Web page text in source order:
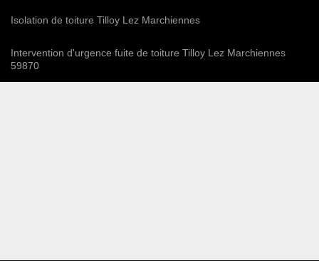
Isolation de toiture Tilloy Lez Marchiennes
Intervention d'urgence fuite de toiture Tilloy Lez Marchiennes
59870